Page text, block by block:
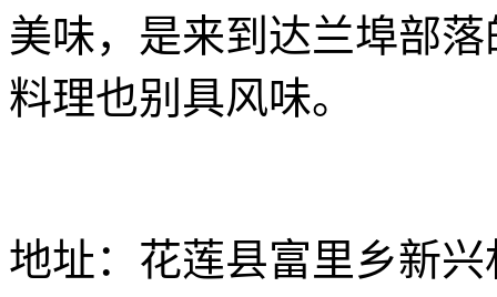
美味，是来到达兰埠部
料理也别具风味。
地址：花莲县富里乡新